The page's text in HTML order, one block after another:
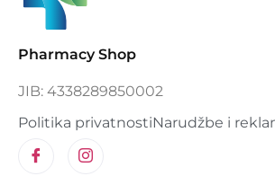
Pharmacy Shop
JIB: 4338289850002
Politika privatnostiNarudžbe i